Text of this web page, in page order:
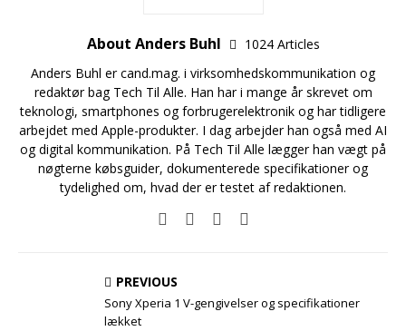
About Anders Buhl
1024 Articles
Anders Buhl er cand.mag. i virksomhedskommunikation og
redaktør bag Tech Til Alle. Han har i mange år skrevet om
teknologi, smartphones og forbrugerelektronik og har tidligere
arbejdet med Apple-produkter. I dag arbejder han også med AI
og digital kommunikation. På Tech Til Alle lægger han vægt på
nøgterne købsguider, dokumenterede specifikationer og
tydelighed om, hvad der er testet af redaktionen.
PREVIOUS
Sony Xperia 1 V-gengivelser og specifikationer
lækket